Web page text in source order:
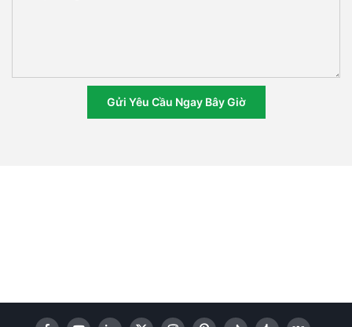
Gửi Yêu Cầu Ngay Bây Giờ